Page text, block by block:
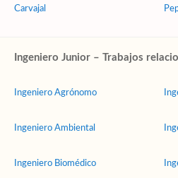
Carvajal
Ingeniero Junior – Trabajos
Ingeniero Agrónomo
Ingeniero Ambiental
Ingeniero Biomédico